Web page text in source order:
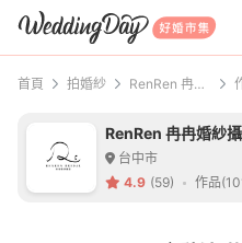
WeddingDay
首頁 拍婚紗 RenRen 冉冉婚紗攝影工作室
RenRen 冉冉婚紗
台中市
4.9 (59) 作品